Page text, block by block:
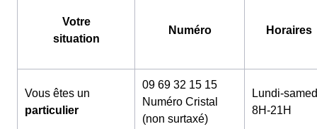
Votre
situation
Numéro Horaires
Vous êtes un
particulier
09 69 32 15 15
Numéro Cristal
(non surtaxé)
Lundi-
8H-21H